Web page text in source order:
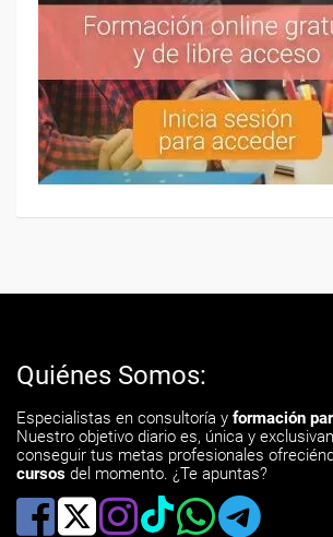
Quiénes Somos:
Especialistas en consultoría y formación
Nuestro objetivo diario es, única y
conseguir tus metas profesionales
cursos del momento. ¿Te apuntas?